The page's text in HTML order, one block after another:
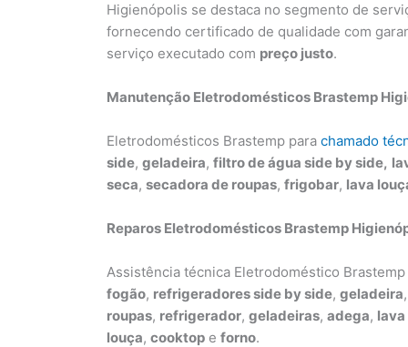
Higienópolis se destaca no segmento de
fornecendo certificado de qualidade com
serviço executado com preço justo.
Manutenção Eletrodomésticos Brastemp
Eletrodomésticos Brastemp para chamado
side, geladeira, filtro de água side by side,
seca, secadora de roupas, frigobar, lava
Reparos Eletrodomésticos Brastemp
Assistência técnica Eletrodoméstico
fogão, refrigeradores side by side, geladeira,
roupas, refrigerador, geladeiras, adega, lava
louça, cooktop e forno.